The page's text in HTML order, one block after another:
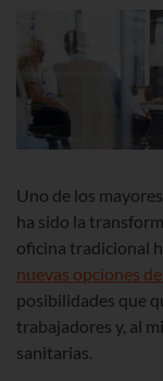
Uno de los
ha sido la
oficina tradicional
nuevas opciones
posibilidades que
trabajadores y, al
sanitarias.